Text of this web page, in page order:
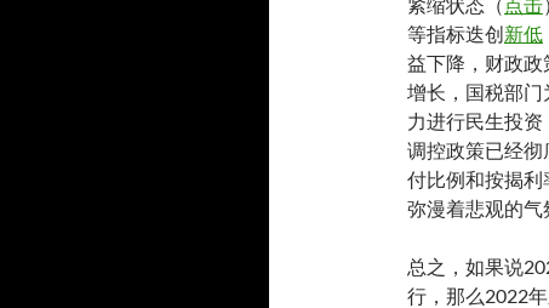
等指标迭创新低
益下降，财政
增长，国税部门
力进行民生投资
调控政策已经
付比例和按揭利
弥漫着悲观的气
总之，如果说
行，那么2022